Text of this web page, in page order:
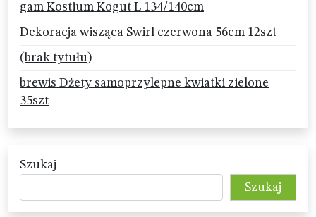
gam Kostium Kogut L 134/140cm
Dekoracja wisząca Swirl czerwona 56cm 12szt
(brak tytułu)
brewis Dżety samoprzylepne kwiatki zielone
35szt
Szukaj
Szukaj